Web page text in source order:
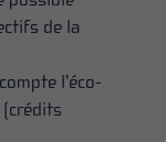
de la
l’éco-